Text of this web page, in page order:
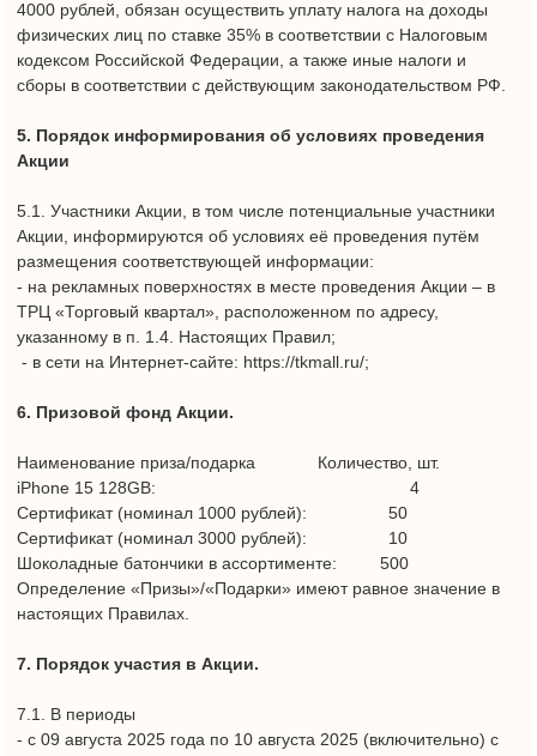
8. Порядок и сроки получения Подарков.
8.1. Выдача подарка Участнику Акции, совершившего
действия, установленные в п.7 настоящих Правил,
производится в периоды:
13 часов 00 минут до 19 часов 00 минут в ТРЦ «Торговый
квартал», по адресу: Республика Татарстан, г. Набережные
13 часов 00 минут до 19 часов 00 минут в ТРЦ «Сити Молл»,
по адресу: Республика Татарстан, г. Набережные Челны,
13 часов 00 минут до 19 часов 00 минут в ТРЦ «Торговый
квартал», по адресу: Республика Татарстан, г. Набережные
Челны, пр. Мира, д. 3.
- 30 августа 2025 года по 31 августа 2025 (включительно) с 13
часов 00 минут до 19 часов 00 минут в ТРЦ «Сити Молл», по
адресу: Республика Татарстан, г. Набережные Челны, просп.
- предъявить Организатору Акции оригинал чека (прошедший
- открыть ключом выбранный сундук с подарком
В случае невыполнения вышеуказанных требований
подарка.
8.2. Организатор Акции считается исполнившим свое
обязательство по предоставлению подарка в момент его
передачи Участнику Акции.
8.3. Призы, оставшиеся после проведения Акции не хранятся,
не выдаются и используются Организатором Акции по
запросить предъявление товара, к покупке которого
8.5. Приз/подарок, не обменивается и не может быть заменен
денежным эквивалентом, частичная выдача или замена